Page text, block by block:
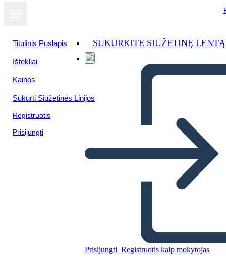
Titulinis Puslapis
Ištekliai
Kainos
Sukurti Siužetinės Linijos
Registruotis
Prisijungti
SUKURKITE SIUŽETINĘ LENTĄ
Prisijungti Registruotis kaip mokytojas
Earths evolution
Žiūrėti kaip
skaidrių